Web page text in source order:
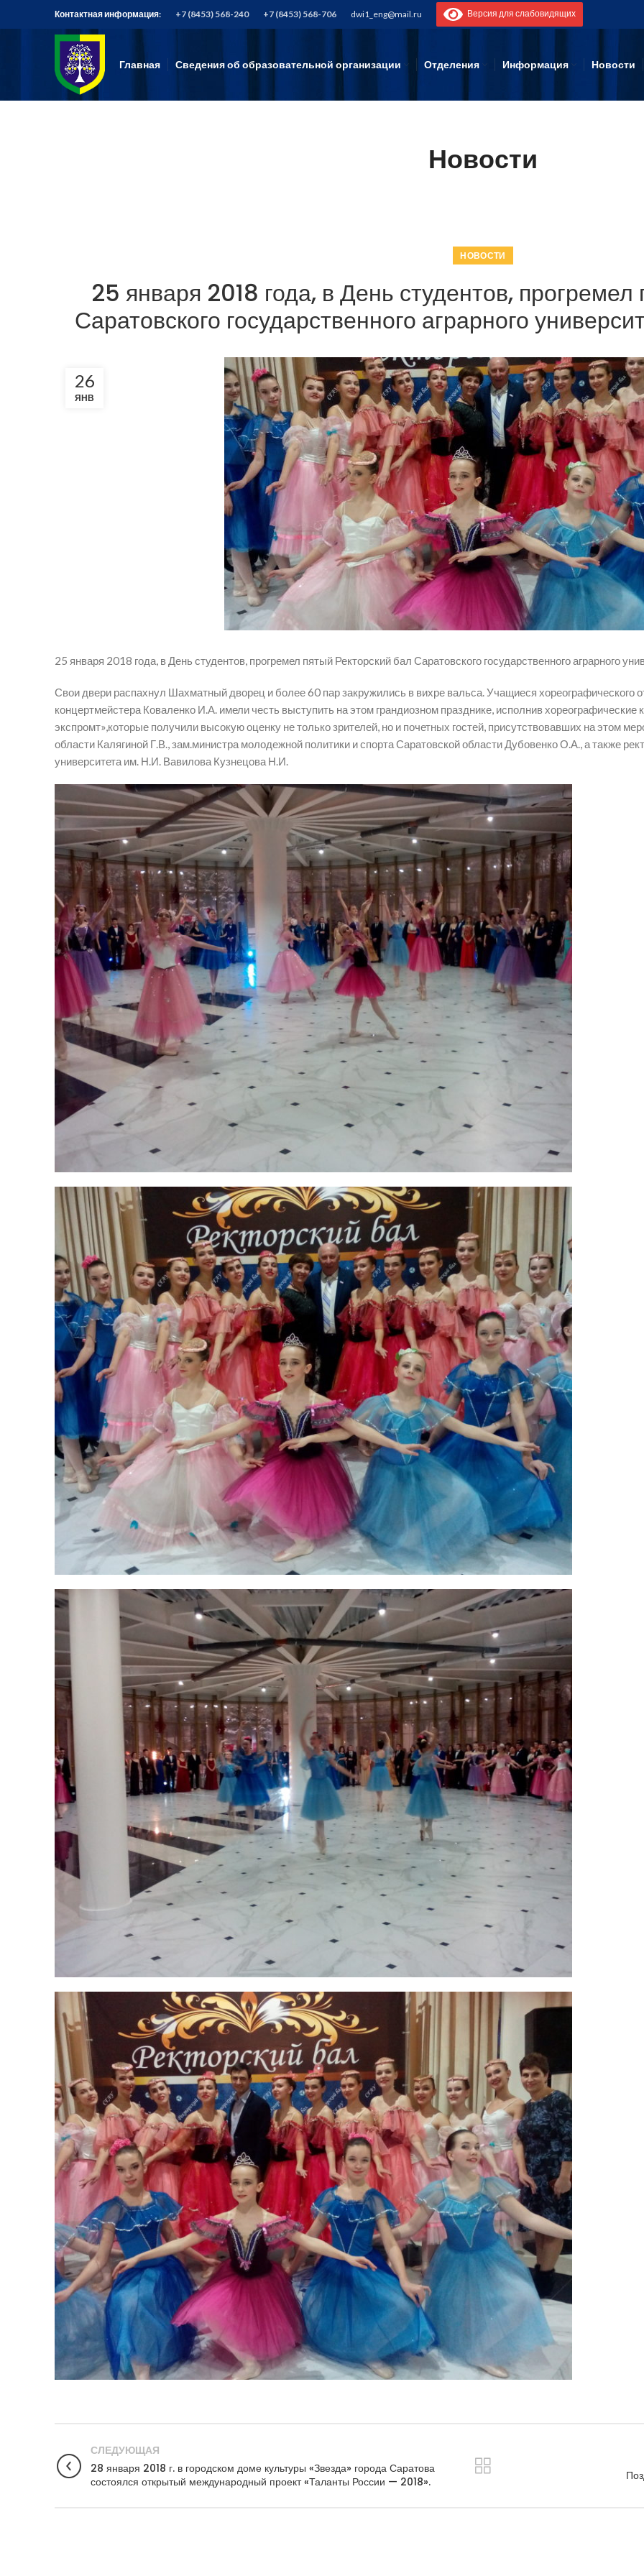
Контактная информация: +7 (8453) 568-240 +7 (8453) 568-706 dwi1_eng@mail.ru Версия для слабовидящих
Главная Сведения об образовательной организации Отделения Информация Новости
Новости
НОВОСТИ
25 января 2018 года, в День студентов, прогремел
Саратовского государственного аграрного
26
ЯНВ
25 января 2018 года, в День студентов, прогремел пятый Ректорский бал Саратовского государственного аграрного
Свои двери распахнул Шахматный дворец и более 60 пар закружились в вихре вальса. Учащиеся хореографического
концертмейстера Коваленко И.А. имели честь выступить на этом грандиозном празднике, исполнив
экспромт»,которые получили высокую оценку не только зрителей, но и почетных гостей, присутствовавших на этом
области Калягиной Г.В., зам.министра молодежной политики и спорта Саратовской области Дубовенко О.А., а также
университета им. Н.И. Вавилова Кузнецова Н.И.
СЛЕДУЮЩАЯ
28 января 2018 г. в городском доме культуры «Звезда» города Саратова
состоялся открытый международный проект «Таланты России — 2018».